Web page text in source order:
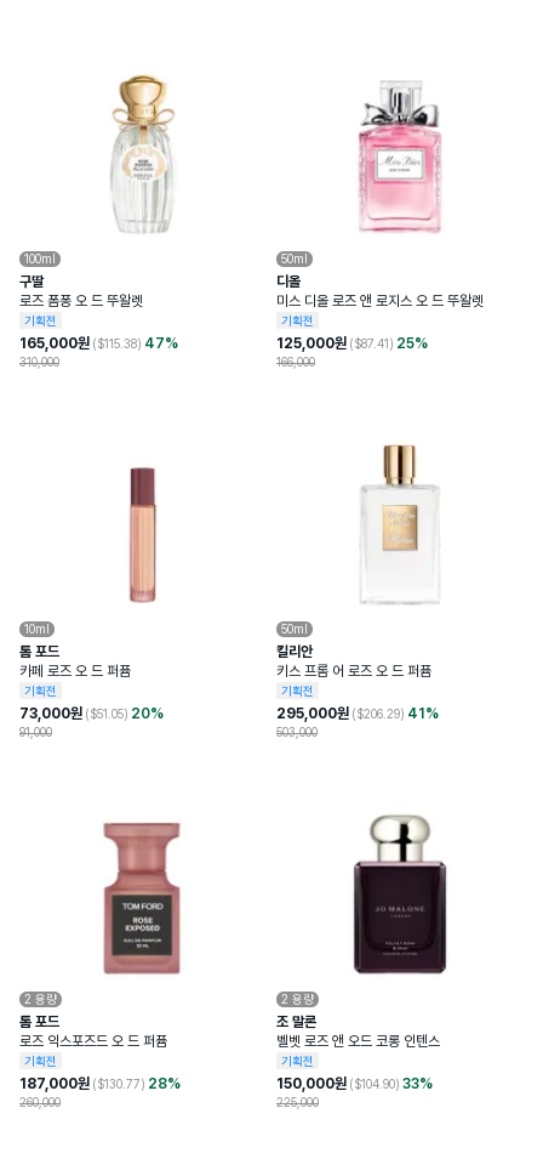
100ml
구딸
로즈 폼퐁 오 드 뚜왈렛
기획전
165,000원 ($115.38) 47%
310,000
50ml
디올
미스 디올 로즈 앤 로지스 오 드 뚜왈렛
기획전
125,000원 ($87.41) 25%
166,000
10ml
톰 포드
카페 로즈 오 드 퍼퓸
기획전
73,000원 ($51.05) 20%
91,000
50ml
킬리안
키스 프롬 어 로즈 오 드 퍼퓸
기획전
295,000원 ($206.29) 41 %
503,000
2 용량
톰 포드
로즈 익스포즈드 오 드 퍼퓸
기획전
187,000원 ($130.77) 28%
260,000
2 용량
조 말론
벨벳 로즈 앤 오드 코롱 인텐스
기획전
150,000원 ($104.90) 33%
225,000